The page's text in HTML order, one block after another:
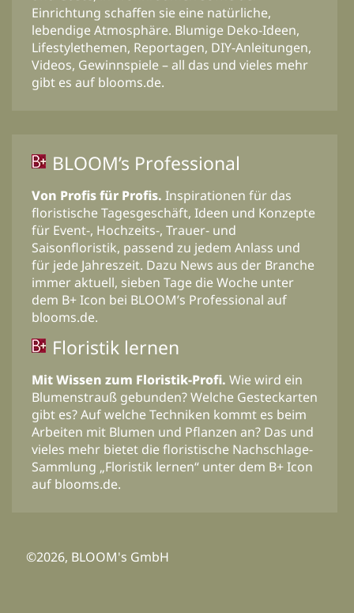
Einrichtung schaffen sie eine natürliche,
lebendige Atmosphäre. Blumige Deko-Ideen,
Lifestylethemen, Reportagen, DIY-Anleitungen,
Videos, Gewinnspiele – all das und vieles mehr
gibt es auf blooms.de.
BLOOM’s Professional
Von Profis für Profis. Inspirationen für das
floristische Tagesgeschäft, Ideen und Konzepte
für Event-, Hochzeits-, Trauer- und
Saisonfloristik, passend zu jedem Anlass und
für jede Jahreszeit. Dazu News aus der Branche
immer aktuell, sieben Tage die Woche unter
dem B+ Icon bei BLOOM’s Professional auf
blooms.de.
Floristik lernen
Mit Wissen zum Floristik-Profi. Wie wird ein
Blumenstrauß gebunden? Welche Gesteckarten
gibt es? Auf welche Techniken kommt es beim
Arbeiten mit Blumen und Pflanzen an? Das und
vieles mehr bietet die floristische Nachschlage-
Sammlung „Floristik lernen“ unter dem B+ Icon
auf blooms.de.
©2026, BLOOM's GmbH